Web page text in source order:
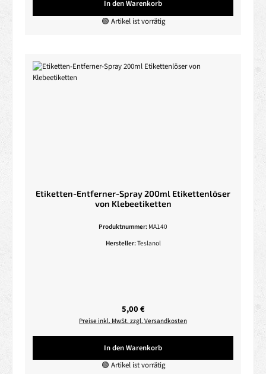
In den Warenkorb
🟢 Artikel ist vorrätig
Etiketten-Entferner-Spray 200ml Etikettenlöser
von Klebeetiketten
Produktnummer: MA140
Hersteller:Teslanol
Regulärer Preis:
5,00 €
Preise inkl. MwSt. zzgl. Versandkosten
In den Warenkorb
🟢 Artikel ist vorrätig